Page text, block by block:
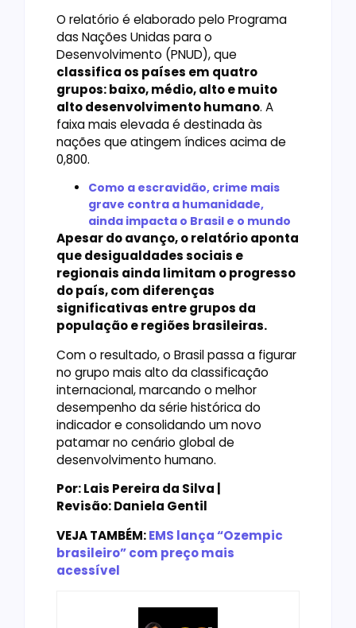
O relatório é elaborado pelo Programa
das Nações Unidas para o
Desenvolvimento (PNUD), que
classifica os países em quatro
grupos: baixo, médio, alto e muito
alto desenvolvimento humano. A
faixa mais elevada é destinada às
nações que atingem índices acima de
0,800.
Como a escravidão, crime mais
grave contra a humanidade,
ainda impacta o Brasil e o mundo
Apesar do avanço, o relatório aponta
que desigualdades sociais e
regionais ainda limitam o progresso
do país, com diferenças
significativas entre grupos da
população e regiões brasileiras.
Com o resultado, o Brasil passa a figurar
no grupo mais alto da classificação
internacional, marcando o melhor
desempenho da série histórica do
indicador e consolidando um novo
patamar no cenário global de
desenvolvimento humano.
Por: Lais Pereira da Silva |
Revisão: Daniela Gentil
VEJA TAMBÉM:EMS lança “Ozempic
brasileiro” com preço mais
acessível